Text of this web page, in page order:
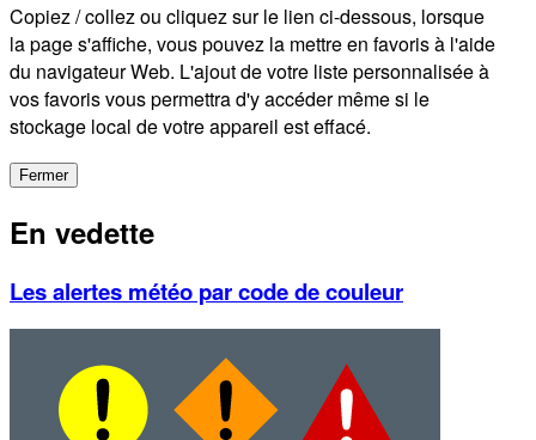
Copiez / collez ou cliquez sur le lien ci-dessous, lorsque
la page s'affiche, vous pouvez la mettre en favoris à l'aide
du navigateur Web. L'ajout de votre liste personnalisée à
vos favoris vous permettra d'y accéder même si le
stockage local de votre appareil est effacé.
Fermer
En vedette
Les alertes météo par code de couleur